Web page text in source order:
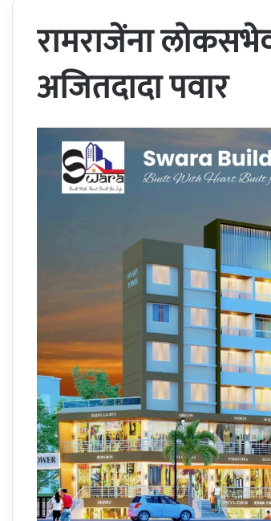
रामराजेंना
अजितदादा पवार